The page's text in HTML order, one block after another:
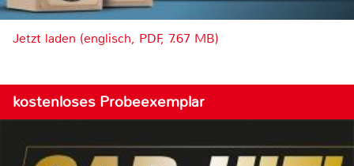
Jetzt laden (englisch, PDF, 7.67 MB)
kostenloses Probeexemplar